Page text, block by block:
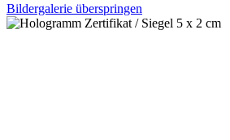
Bildergalerie überspringen